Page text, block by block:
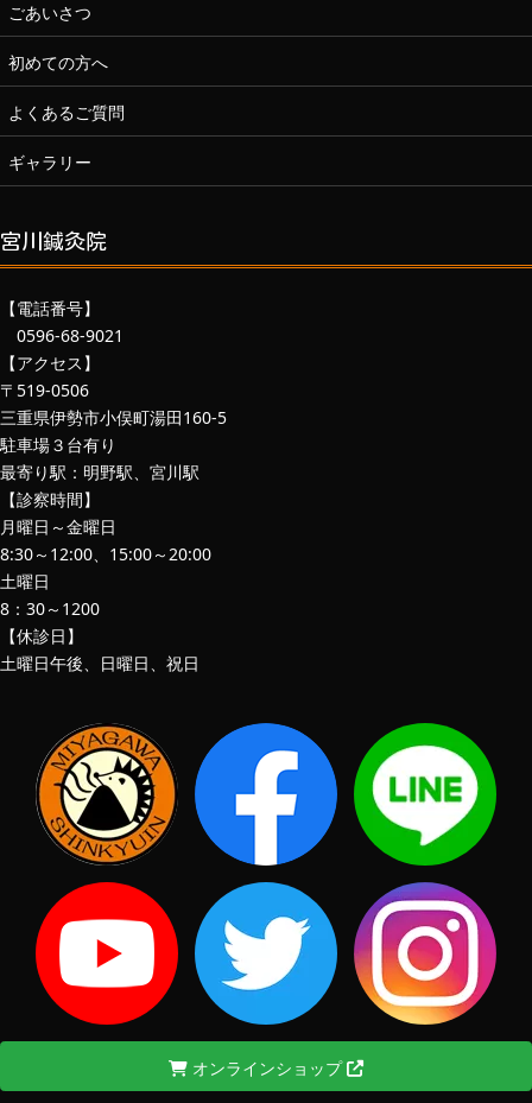
ごあいさつ
初めての方へ
よくあるご質問
ギャラリー
宮川鍼灸院
【電話番号】
0596-68-9021
【アクセス】
〒519-0506
三重県伊勢市小俣町湯田160-5
駐車場３台有り
最寄り駅：明野駅、宮川駅
【診察時間】
月曜日～金曜日
8:30～12:00、15:00～20:00
土曜日
8：30～1200
【休診日】
土曜日午後、日曜日、祝日
オンラインショップ